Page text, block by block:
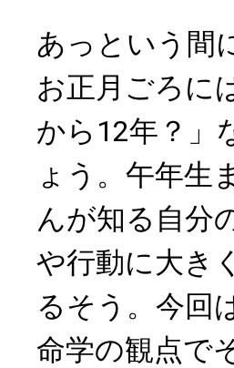
あっという間
お正月ごろに
から12年？」
ょう。午年生
んが知る自分
や行動に大き
るそう。今回
命学の観点で